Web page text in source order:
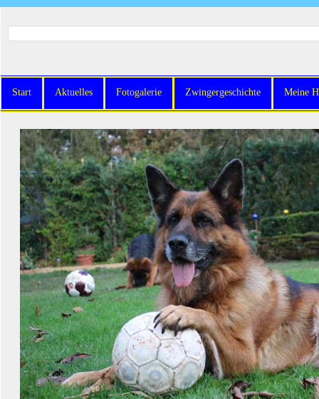
Start Aktuelles Fotogalerie Zwingergeschichte Meine